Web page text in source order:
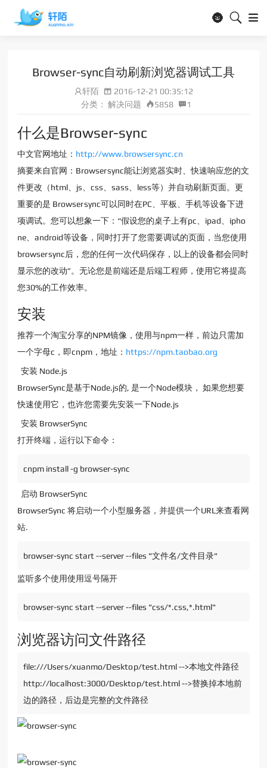
🌚
Browser-sync自动刷新浏览器调试工具
轩陌
2016-12-21 00:35:12
分类： 解决问题 5858 1
什么是Browser-sync
中文官网地址： http://www.browsersync.cn
摘要来自官网：Browsersync能让浏览器实时、快速响应您的文
件更改（html、js、css、sass、less等）并自动刷新页面。更
重要的是 Browsersync可以同时在PC、平板、手机等设备下进
项调试。您可以想象一下：“假设您的桌子上有pc、ipad、ipho
ne、android等设备，同时打开了您需要调试的页面，当您使用
browsersync后，您的任何一次代码保存，以上的设备都会同时
显示您的改动”。无论您是前端还是后端工程师，使用它将提高
您30%的工作效率。
安装
推荐一个淘宝分享的NPM镜像，使用与npm一样，前边只需加
一个字母c，即cnpm，地址： https://npm.taobao.org
安装 Node.js
BrowserSync是基于Node.js的, 是一个Node模块， 如果您想要
快速使用它，也许您需要先安装一下Node.js
安装 BrowserSync
打开终端，运行以下命令：
cnpm install -g browser-sync
启动 BrowserSync
BrowserSync 将启动一个小型服务器，并提供一个URL来查看网
站.
browser-sync start --server --files "文件名/文件目录"
监听多个使用使用逗号隔开
browser-sync start --server --files "css/*.css,*.html"
浏览器访问文件路径
file:///Users/xuanmo/Desktop/test.html -->本地文件路径
http://localhost:3000/Desktop/test.html -->替换掉本地前
边的路径，后边是完整的文件路径